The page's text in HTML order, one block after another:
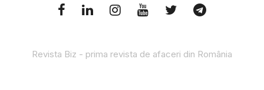
Revista Biz - prima revista de afaceri din România